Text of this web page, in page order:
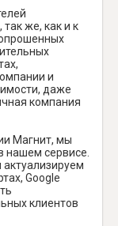
же, как и к
и
даже
компания
Магнит, мы
нашем сервисе.
Google
клиентов